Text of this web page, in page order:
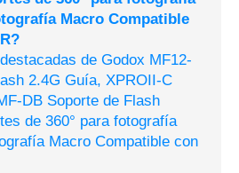
Macro Compatible
de Godox MF12-
2.4G Guía, XPROII-C
DB Soporte de Flash
de 360° para fotografía
Macro Compatible con